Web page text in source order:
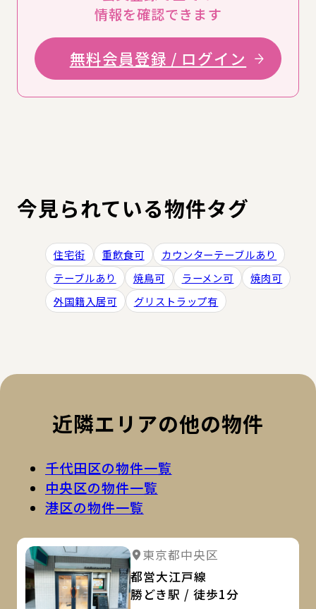
情報を確認できます
無料会員登録 / ログイン
今見られている物件タグ
住宅街 重飲食可
カウンターテーブルあり
テーブルあり
焼鳥可 ラーメン可
焼肉可
外国籍入居可
グリストラップ有
近隣エリアの他の物件
千代田区の物件一覧
中央区の物件一覧
港区の物件一覧
詳細を見る
東京都中央区
都営大江戸線
勝どき駅 / 徒歩1分